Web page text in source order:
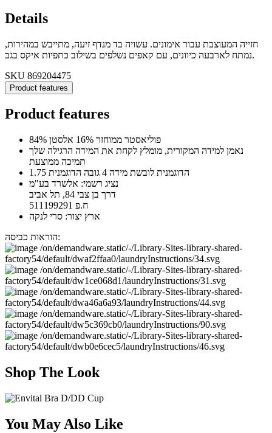
Details
חזייה המעוצבת עבור אימונים. עשויה בד מנדף זיעה, מתייבש במהירות,
נמתח לארבעה כיוונים, עם קאפים נשלפים בשילוב כתפיות איקס בגב.
SKU 869204475
Product features
Product features
84% פוליאסטר ממוחזר 16% אלסטן
נאמן למידה המקורית, מומלץ לקחת את המידה הרגילה שלך
תמיכה ממוצעת
הדוגמנית לובשת מידה 4 גובה הדוגמנית 1.75
נציג רשמי: אלשרד בע"מ
דרך בן צבי 84, תל אביב
ח.פ 511199291
ארץ יצור: סרי לנקה
הוראות כביסה:
Shop The Look
You May Also Like